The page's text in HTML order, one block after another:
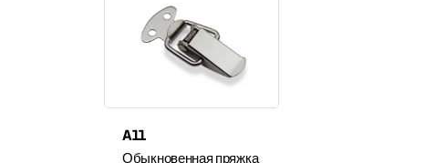
A11
Обыкновенная пряжка